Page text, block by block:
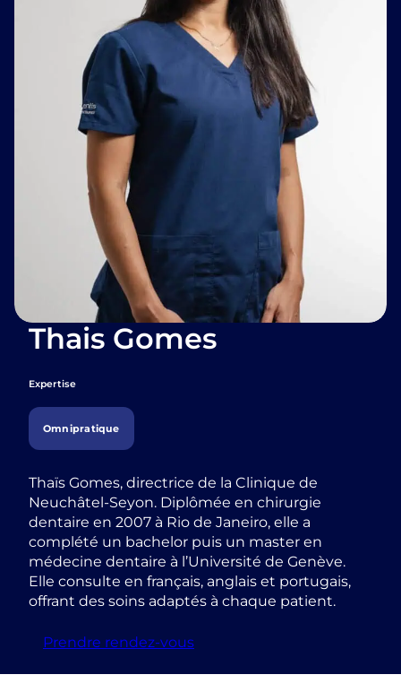
Thais Gomes
Expertise
Omnipratique
Thaïs Gomes, directrice de la Clinique de
Neuchâtel-Seyon. Diplômée en chirurgie
dentaire en 2007 à Rio de Janeiro, elle a
complété un bachelor puis un master en
médecine dentaire à l’Université de Genève.
Elle consulte en français, anglais et portugais,
offrant des soins adaptés à chaque patient.
Prendre rendez-vous